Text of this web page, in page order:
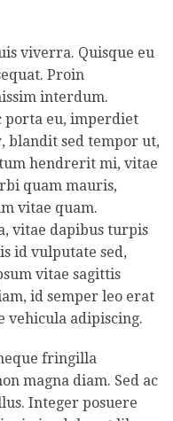
viverra. Quisque eu
Proin
interdum.
porta eu, imperdiet
blandit sed tempor ut,
hendrerit mi, vitae
quam mauris,
vitae quam.
vitae dapibus turpis
id vulputate sed,
vitae sagittis
id semper leo erat
vehicula adipiscing.
fringilla
magna diam. Sed ac
Integer posuere